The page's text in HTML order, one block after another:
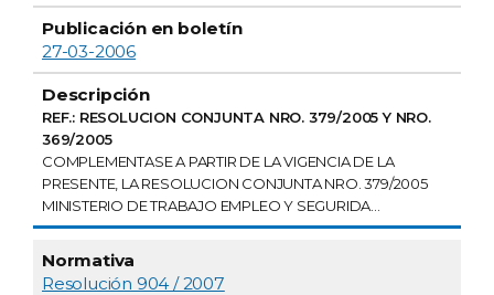
27-03-2006
REF.: RESOLUCION CONJUNTA NRO. 379/2005 Y NRO.
369/2005
COMPLEMENTASE A PARTIR DE LA VIGENCIA DE LA
PRESENTE, LA RESOLUCION CONJUNTA NRO. 379/2005
MINISTERIO DE TRABAJO EMPLEO Y SEGURIDA...
Resolución 904 / 2007